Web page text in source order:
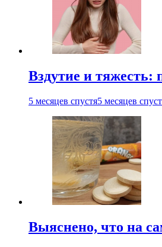
Вздутие и тяжесть:
5 месяцев спустя5 месяцев
Выяснено, что на